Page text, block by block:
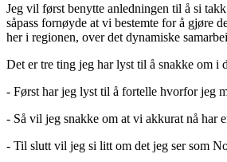
Jeg vil først benytte anledningen til å si
såpass fornøyde at vi bestemte for å gjøre
her i regionen, over det dynamiske
Det er tre ting jeg har lyst til å snakke om i
- Først har jeg lyst til å fortelle hvorfor jeg
- Så vil jeg snakke om at vi akkurat nå har
- Til slutt vil jeg si litt om det jeg ser som